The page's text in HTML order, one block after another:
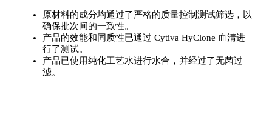
原材料的成分均通过了严格的质量控制测试筛选，以
确保批次间的一致性。
产品的效能和同质性已通过 Cytiva HyClone 血清进
行了测试。
产品已使用纯化工艺水进行水合，并经过了无菌过
滤。